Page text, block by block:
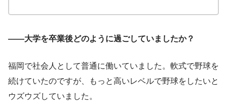
――大学を卒業後どのように過ごしていましたか？
福岡で社会人として普通に働いていました。軟式で野球を
続けていたのですが、もっと高いレベルで野球をしたいと
ウズウズしていました。